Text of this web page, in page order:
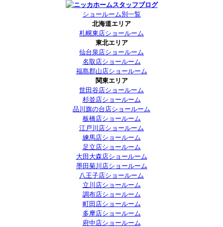
ショールーム別一覧
北海道エリア
札幌東店ショールーム
東北エリア
仙台泉店ショールーム
名取店ショールーム
福島郡山店ショールーム
関東エリア
世田谷店ショールーム
杉並店ショールーム
品川旗の台店ショールーム
板橋店ショールーム
江戸川店ショールーム
練馬店ショールーム
足立店ショールーム
大田大森店ショールーム
墨田菊川店ショールーム
八王子店ショールーム
立川店ショールーム
調布店ショールーム
町田店ショールーム
多摩店ショールーム
府中店ショールーム